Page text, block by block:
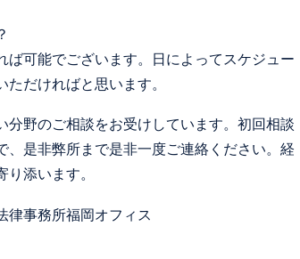
可能でございます。日によってスケジュー
だければと思います。
分野のご相談をお受けしています。初回相談
、是非弊所まで是非一度ご連絡ください。経
添います。
律事務所福岡オフィス